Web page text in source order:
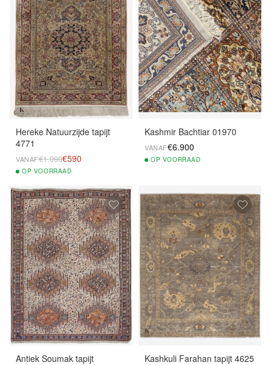
Hereke Natuurzijde tapijt
4771
VANAF€1.090€590
OP VOORRAAD
Kashmir Bachtiar 01970
VANAF€6.900
OP VOORRAAD
Antiek Soumak tapijt Kashkuli Farahan tapijt 4625